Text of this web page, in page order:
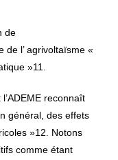
de
de l’ agrivoltaïsme «
»11.
reconnaît
général, des effets
»12. Notons
comme étant